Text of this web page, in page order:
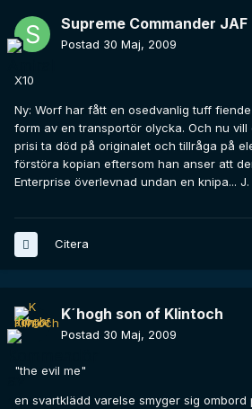
Supreme Commander JAF
Postad 30 Maj, 2009
X10
Ny: Worf har fått en osedvanlig tuff
form av en transportör olycka. Och nu vill
prisi ta död på originalet och tillråga på
förstöra kopian eftersom han anser att
Enterprise överlevnad undan en knipa... J.
Citera
K´hogh son of Klintoch
Postad 30 Maj, 2009
"the evil me"
en svartklädd varelse smyger sig ombord